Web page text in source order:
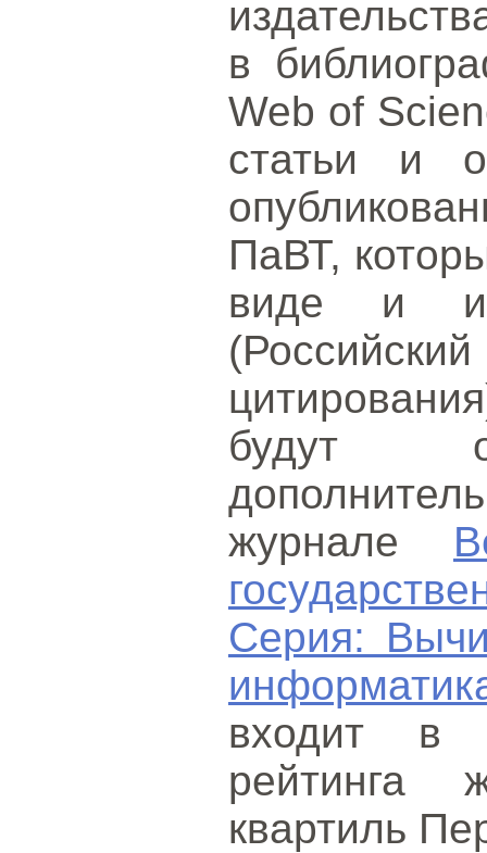
в
Web of
статьи и
ПаВТ,
виде и
будут
журнале
Серия:
входит в
квартиль